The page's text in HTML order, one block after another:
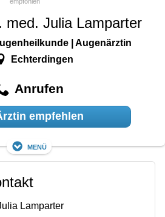
med. Julia Lamparter
| Augenärztin
Echterdingen
Anrufen
empfehlen
Menü
Lamparter